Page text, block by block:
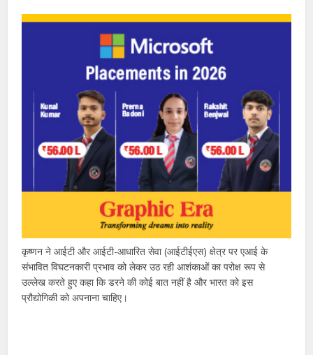
कृष्णन ने आईटी और आईटी-आधारित सेवा (आईटीईएस) क्षेत्र पर एआई के
संभावित विघटनकारी प्रभाव को लेकर उठ रही आशंकाओं का परोक्ष रूप से
उल्लेख करते हुए कहा कि डरने की कोई बात नहीं है और भारत को इस
प्रौद्योगिकी को अपनाना चाहिए।